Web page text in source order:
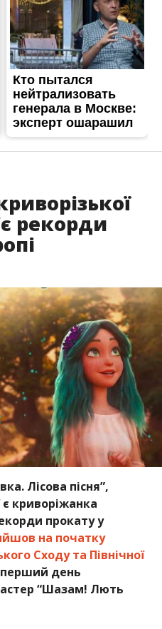
рекорди
Лісова пісня”,
криворіжанка
прокату у
на початку
Сходу та Північної
перший день
“Шазам! Лють